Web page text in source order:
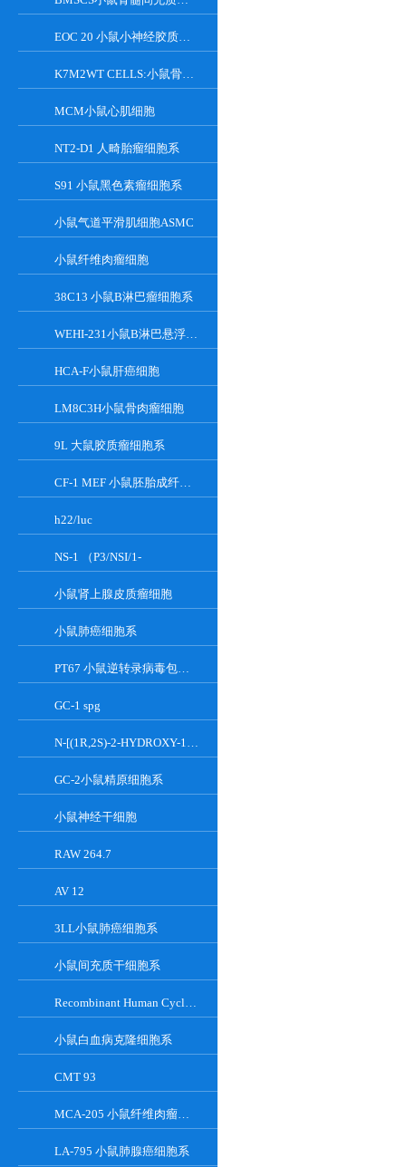
EOC 20 小鼠小神经胶质细胞系
K7M2WT CELLS:小鼠骨肉瘤成骨细胞系
MCM小鼠心肌细胞
NT2-D1 人畸胎瘤细胞系
S91 小鼠黑色素瘤细胞系
小鼠气道平滑肌细胞ASMC
小鼠纤维肉瘤细胞
38C13 小鼠B淋巴瘤细胞系
WEHI-231小鼠B淋巴悬浮细胞系
HCA-F小鼠肝癌细胞
LM8C3H小鼠骨肉瘤细胞
9L 大鼠胶质瘤细胞系
CF-1 MEF 小鼠胚胎成纤维细胞系
h22/luc
NS-1 （P3/NSI/1-
小鼠肾上腺皮质瘤细胞
小鼠肺癌细胞系
PT67 小鼠逆转录病毒包装细胞系
GC-1 spg
N-[(1R,2S)-2-HYDROXY-1-HYDROXYMETHYL-2-(2-TRIDECYL-1-CYCLOPROPENYL)ETHYL]OCT;GT-11
GC-2小鼠精原细胞系
小鼠神经干细胞
RAW 264.7
AV 12
3LL小鼠肺癌细胞系
小鼠间充质干细胞系
Recombinant Human Cyclin-Dependent Kinase Inhibitor 2A
小鼠白血病克隆细胞系
CMT 93
MCA-205 小鼠纤维肉瘤细胞系
LA-795 小鼠肺腺癌细胞系